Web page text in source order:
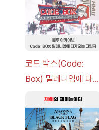
코드 박스(Code:
Box) 밀레니엄에 다가
략 [복각] | 블루 아카
이브